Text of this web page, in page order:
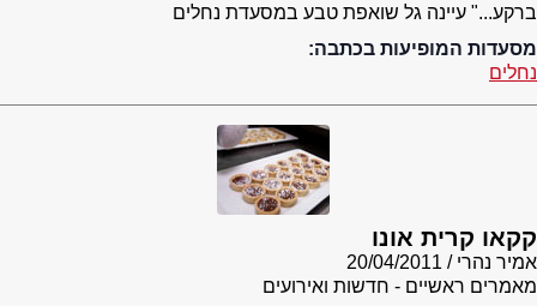
ברקע..." עיינה גל שואפת טבע במסעדת נחלים
מסעדות המופיעות בכתבה:
נחלים
קקאו קרית אונו
אמיר נהרי
20/04/2011
מאמרים ראשיים - חדשות ואירועים